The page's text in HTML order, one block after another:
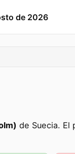
de 2026
de Suecia. El